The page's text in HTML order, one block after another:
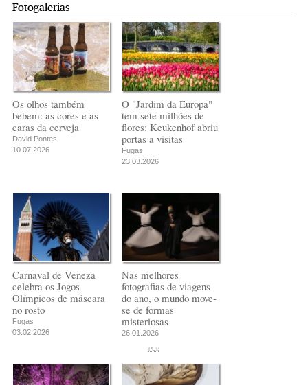
Fotogalerias
Os olhos também
bebem: as cores e as
caras da cerveja
David Pontes
10.07.2026
O "Jardim da Europa"
tem sete milhões de
flores: Keukenhof abriu
portas a visitas
Fugas
23.03.2026
Carnaval de Veneza
celebra os Jogos
Olímpicos de máscara
no rosto
Fugas
03.02.2026
Nas melhores
fotografias de viagens
do ano, o mundo move-
se de formas
misteriosas
26.01.2026
PUB
PUB